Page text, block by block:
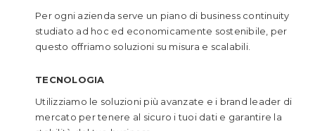
Per ogni azienda serve un piano di business continuity
studiato ad hoc ed economicamente sostenibile, per
questo offriamo soluzioni su misura e scalabili.
TECNOLOGIA
Utilizziamo le soluzioni più avanzate e i brand leader di
mercato per tenere al sicuro i tuoi dati e garantire la